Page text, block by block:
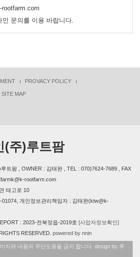
문의를 이용 바랍니다.
PROVACY POLICY
SITE MAP
(주)루트팜
트팜 , OWNER : 김태완 , TEL : 070)7624-7689 , FAX
rootfarm.com
태고로 10
01074, 개인정보관리책임자 : 김태완(ktw@k-
: 2023-전북정읍-2019호 [사업자정보확인]
RESERVED. powered by nnin
지와 내용의 무단도용을 금지 합니다. design by 루